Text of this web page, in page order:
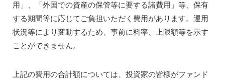
用」、「外国での資産の保管等に要する諸費用」等、保有
する期間等に応じてご負担いただく費用があります。運用
状況等により変動するため、事前に料率、上限額等を示す
ことができません。
上記の費用の合計額については、投資家の皆様がファンド